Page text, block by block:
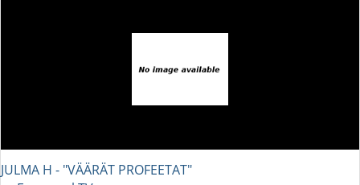
JULMA H - "VÄÄRÄT PROFEETAT"